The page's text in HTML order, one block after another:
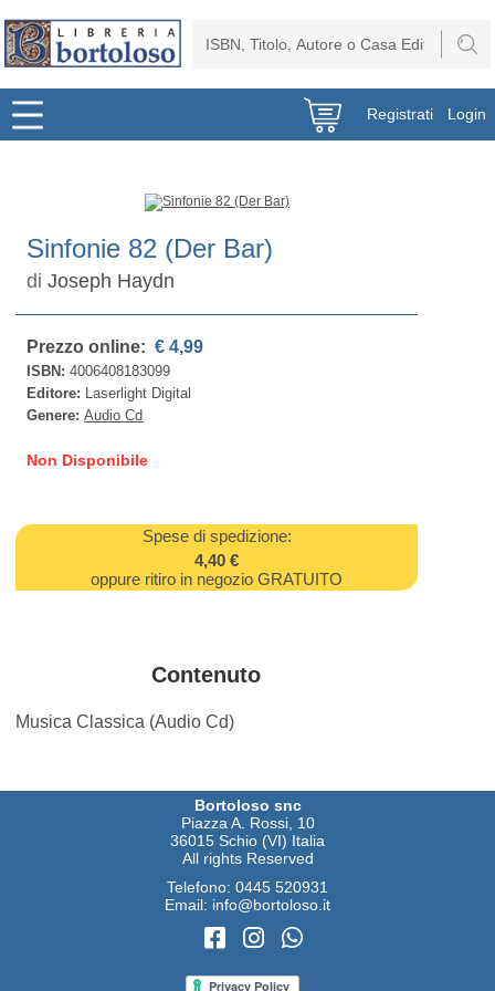
Registrati Login
Sinfonie 82 (Der Bar)
diJoseph Haydn
Prezzo online: € 4,99
ISBN:4006408183099
Editore: Laserlight Digital
Genere:Audio Cd
Non Disponibile
Spese di spedizione:
4,40 €
oppure ritiro in negozio GRATUITO
Contenuto
Musica Classica (Audio Cd)
Bortoloso snc
Piazza A. Rossi, 10
36015 Schio (VI) Italia
All rights Reserved
Telefono: 0445 520931
Email: info@bortoloso.it